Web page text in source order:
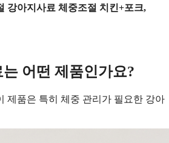
강아지사료 체중조절 치킨+포크,
어떤 제품인가요?
제품은 특히 체중 관리가 필요한 강아